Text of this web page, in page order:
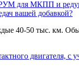
для МКПП и
вашей добавкой?
40-50 тыс. км.
двигателя, с